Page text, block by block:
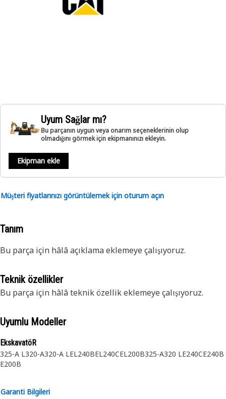
Uyum Sağlar mı?
Bu parçanın uygun veya onarım seçeneklerinin olup
olmadığını görmek için ekipmanınızı ekleyin.
Ekipman ekle
Müşteri fiyatlarınızı görüntülemek için oturum açın
Tanım
Bu parça için hâlâ açıklama eklemeye çalışıyoruz.
Teknik özellikler
Bu parça için hâlâ teknik özellik eklemeye çalışıyoruz.
Uyumlu Modeller
EkskavatöR
325-A L320-A320-A LEL240BEL240CEL200B325-A320 LE240CE240B
E200B
Garanti Bilgileri